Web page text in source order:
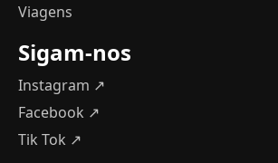
Viagens
Sigam-nos
Instagram ↗
Facebook ↗
Tik Tok ↗